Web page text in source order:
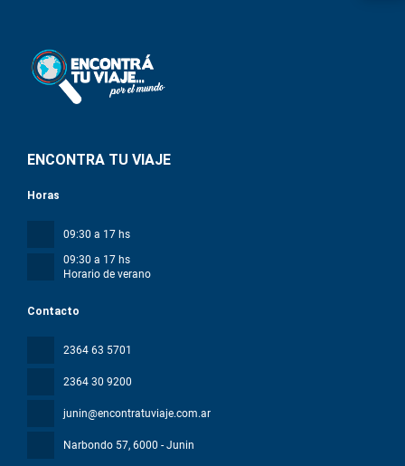
ENCONTRA TU VIAJE
Contacto
2364 63 5701
2364 30 9200
junin@encontratuviaje.com.ar
Narbondo 57, 6000 - Junin
Horas
09:30 a 17 hs
09:30 a 17 hs
Horario de verano